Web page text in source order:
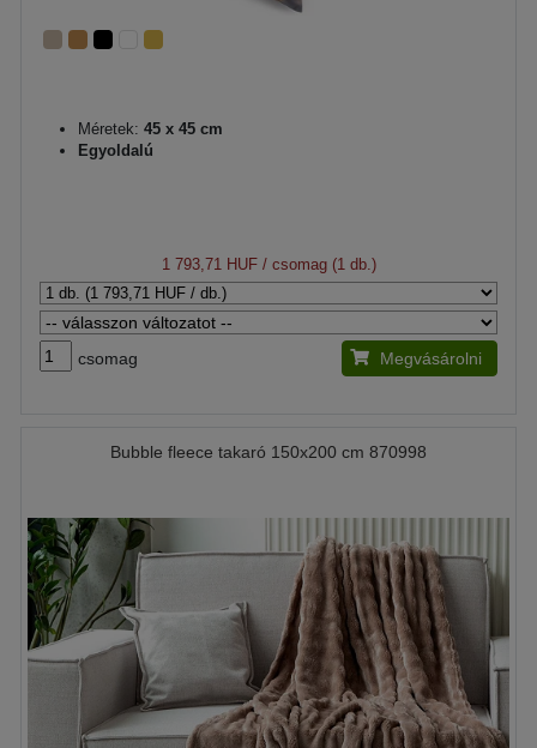
Méretek: 45 x 45 cm
Egyoldalú
1 793,71 HUF/ csomag (1 db.)
csomag Megvásárolni
Bubble fleece takaró 150x200 cm 870998